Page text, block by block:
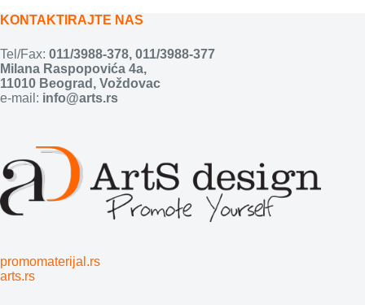
KONTAKTIRAJTE NAS
Tel/Fax: 011/3988-378, 011/3988-377
Milana Raspopovića 4a,
11010 Beograd, Voždovac
e-mail: info@arts.rs
promomaterijal.rs
arts.rs